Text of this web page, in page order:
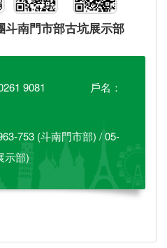
斗南門市部古坑展示部
0261 9081 戶名：
753 (斗南門市部) / 05-
示部)